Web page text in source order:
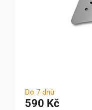
Do 7 dnů
590 Kč